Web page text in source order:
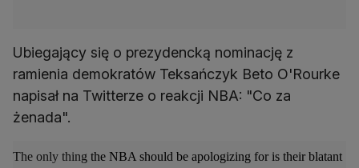
Ubiegający się o prezydencką nominację z
ramienia demokratów Teksańczyk Beto O'Rourke
napisał na Twitterze o reakcji NBA: "Co za
żenada".
The only thing the NBA should be apologizing for is their blatant